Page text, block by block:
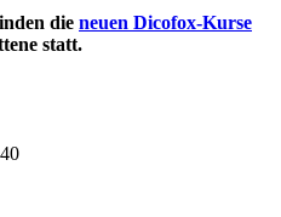
die neuen Dicofox-Kurse
statt.